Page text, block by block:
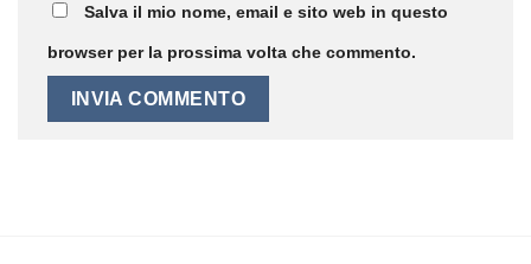
Salva il mio nome, email e sito web in questo
browser per la prossima volta che commento.